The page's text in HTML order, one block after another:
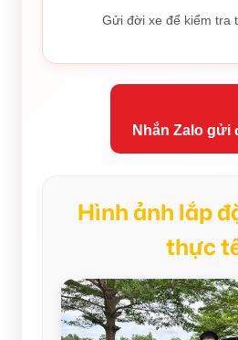
Gửi đời xe để kiểm tra
Nhắn Zalo gửi
Hình ảnh lắp
thực